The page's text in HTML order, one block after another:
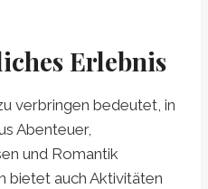
Erlebnis
verbringen bedeutet, in
Abenteuer,
und Romantik
bietet auch Aktivitäten